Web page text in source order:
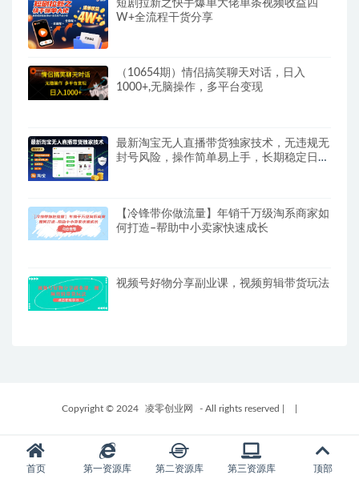
短剧拉新之快手爆单大佬单条视频收益四
W+全流程干货分享
（10654期）情侣搞笑聊天对话，日入
1000+,无脑操作，多平台变现
最新淘宝无人直播带货独家技术，无违规无
封号风险，操作简单易上手，长期稳定日入
【冷锋带你做流量】年销千万级淘系商家如
何打造–帮助中小卖家快速成长
视频号好物分享副业课，视频剪辑带货玩法
Copyright © 2024 凌零创业网 - All rights reserved
首页 第一资源库 第二资源库 第三资源库 顶部